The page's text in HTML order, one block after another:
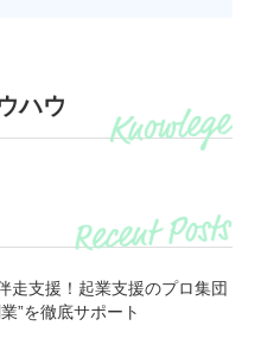
ハウ
走支援！起業支援のプロ集団
”を徹底サポート